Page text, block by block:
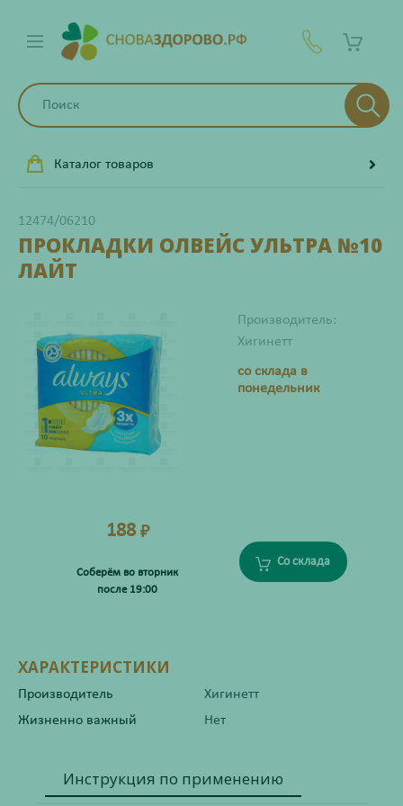
Каталог товаров
12474/06210
ПРОКЛАДКИ ОЛВЕЙС УЛЬТРА №10
ЛАЙТ
Производитель:
Хигинетт
со склада в
понедельник
188 ₽
Соберём во вторник
после 19:00
Со склада
ХАРАКТЕРИСТИКИ
Производитель
Хигинетт
Жизненно важный
Нет
Инструкция по применению